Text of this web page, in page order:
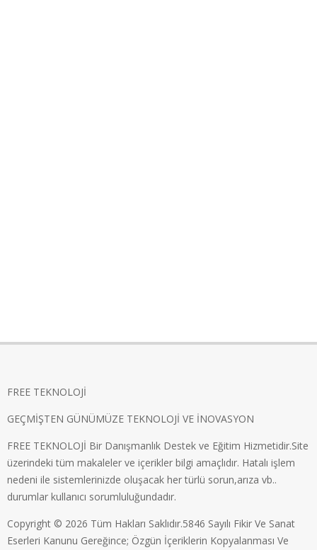
FREE TEKNOLOJİ
GEÇMİŞTEN GÜNÜMÜZE TEKNOLOJİ VE İNOVASYON
FREE TEKNOLOJİ Bir Danışmanlık Destek ve Eğitim Hizmetidir.Site
üzerindeki tüm makaleler ve içerikler bilgi amaçlıdır. Hatalı işlem
nedeni ile sistemlerinizde oluşacak her türlü sorun,arıza vb..
durumlar kullanıcı sorumluluğundadır.
Copyright © 2026 Tüm Hakları Saklıdır.5846 Sayılı Fikir Ve Sanat
Eserleri Kanunu Gereğince; Özgün İçeriklerin Kopyalanması Ve